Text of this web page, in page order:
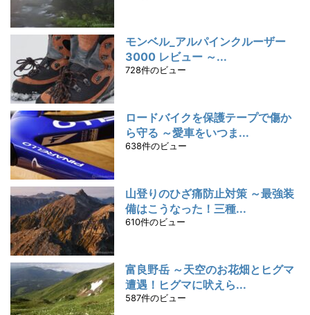
モンベル_アルパインクルーザー
3000 レビュー ～...
728件のビュー
ロードバイクを保護テープで傷か
ら守る ～愛車をいつま...
638件のビュー
山登りのひざ痛防止対策 ～最強装
備はこうなった！三種...
610件のビュー
富良野岳 ～天空のお花畑とヒグマ
遭遇！ヒグマに吠えら...
587件のビュー